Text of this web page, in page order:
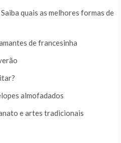
quais as melhores formas de
de francesinha
almofadados
e artes tradicionais